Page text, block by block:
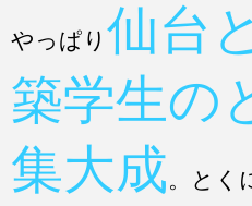
やっぱり 仙台
築学生の
集大成。とく